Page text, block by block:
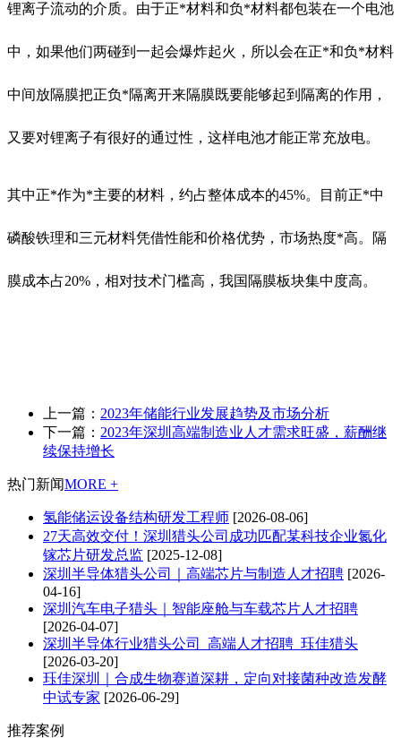
锂离子流动的介质。由于正*材料和负*材料都包装在一个电池
中，如果他们两碰到一起会爆炸起火，所以会在正*和负*材料
中间放隔膜把正负*隔离开来隔膜既要能够起到隔离的作用，
又要对锂离子有很好的通过性，这样电池才能正常充放电。
其中正*作为*主要的材料，约占整体成本的45%。目前正*中
磷酸铁理和三元材料凭借性能和价格优势，市场热度*高。隔
膜成本占20%，相对技术门槛高，我国隔膜板块集中度高。
上一篇： 2023年储能行业发展趋势及市场分析
下一篇： 2023年深圳高端制造业人才需求旺盛，薪酬继
续保持增长
热门新闻MORE +
氢能储运设备结构研发工程师 [2026-08-06]
27天高效交付！深圳猎头公司成功匹配某科技企业氮化
镓芯片研发总监 [2025-12-08]
深圳半导体猎头公司｜高端芯片与制造人才招聘 [2026-
04-16]
深圳汽车电子猎头｜智能座舱与车载芯片人才招聘
[2026-04-07]
深圳半导体行业猎头公司_高端人才招聘_珏佳猎头
[2026-03-20]
珏佳深圳｜合成生物赛道深耕，定向对接菌种改造发酵
中试专家 [2026-06-29]
推荐案例